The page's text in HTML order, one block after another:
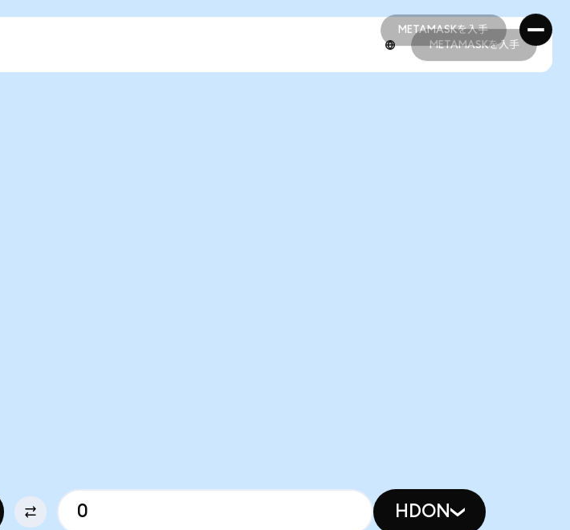
METAMASKを入手
METAMASKを入手
METAMASKを入手
HDON